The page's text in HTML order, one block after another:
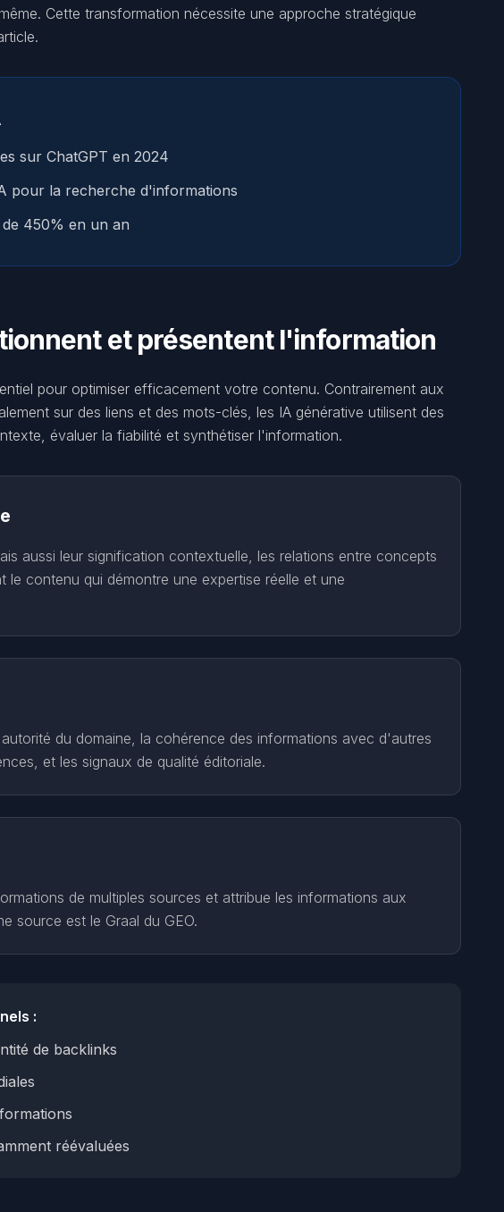
Cette transformation nécessite une approche stratégique
sur ChatGPT en 2024
pour la recherche d'informations
450% en un an
et présentent l'information
pour optimiser efficacement votre contenu. Contrairement aux
sur des liens et des mots-clés, les IA générative utilisent des
évaluer la fiabilité et synthétiser l'information.
aussi leur signification contextuelle, les relations entre concepts
contenu qui démontre une expertise réelle et une
du domaine, la cohérence des informations avec d'autres
et les signaux de qualité éditoriale.
de multiples sources et attribue les informations aux
source est le Graal du GEO.
:
de backlinks
réévaluées